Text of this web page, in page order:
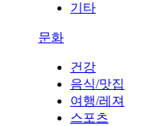
기타
문화
건강
음식/맛집
여행/레져
스포츠